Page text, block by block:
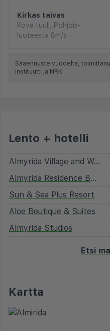
Kirkas taivas
Kova tuuli, Pohjois-
luoteesta 8m/s
Sääennuste vuodelta,
instituutti ja NRK
Lento + hotelli
Almyrida Village and Waterpark Hotel
Almyrida Residence Boutique Hotel
Sun & Sea Plus Resort
Aloe Boutique & Suites
Almyrida Studios
Etsi
Kartta